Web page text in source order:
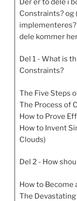
Der er to dele i
Constraints? og
dele kommer
Del 1 - What is
Constraints?
The Five Steps
The Process of
How to Prove
How to Invent
Clouds)
Del 2 - How
How to Become
The